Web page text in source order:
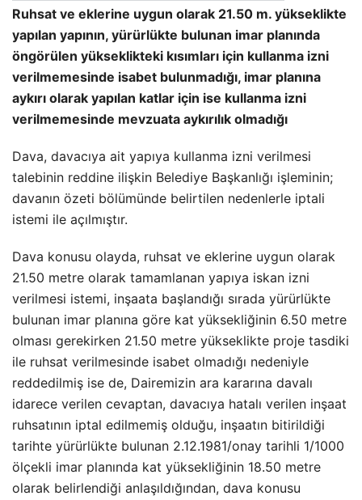
Ruhsat ve eklerine uygun olarak 21.50 m. yükseklikte
yapılan yapının, yürürlükte bulunan imar planında
öngörülen yükseklikteki kısımları için kullanma izni
verilmemesinde isabet bulunmadığı, imar planına
aykırı olarak yapılan katlar için ise kullanma izni
verilmemesinde mevzuata aykırılık olmadığı
Dava, davacıya ait yapıya kullanma izni verilmesi
talebinin reddine ilişkin Belediye Başkanlığı işleminin;
davanın özeti bölümünde belirtilen nedenlerle iptali
istemi ile açılmıştır.
Dava konusu olayda, ruhsat ve eklerine uygun olarak
21.50 metre olarak tamamlanan yapıya iskan izni
verilmesi istemi, inşaata başlandığı sırada yürürlükte
bulunan imar planına göre kat yüksekliğinin 6.50 metre
olması gerekirken 21.50 metre yükseklikte proje tasdiki
ile ruhsat verilmesinde isabet olmadığı nedeniyle
reddedilmiş ise de, Dairemizin ara kararına davalı
idarece verilen cevaptan, davacıya hatalı verilen inşaat
ruhsatının iptal edilmemiş olduğu, inşaatın bitirildiği
tarihte yürürlükte bulunan 2.12.1981/onay tarihli 1/1000
ölçekli imar planında kat yüksekliğinin 18.50 metre
olarak belirlendiği anlaşıldığından, dava konusu